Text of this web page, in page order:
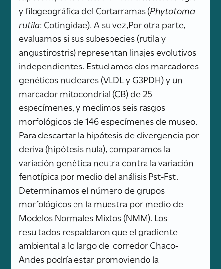
y filogeográfica del Cortarramas (Phytotoma
rutila: Cotingidae). A su vez,Por otra parte,
evaluamos si sus subespecies (rutila y
angustirostris) representan linajes evolutivos
independientes. Estudiamos dos marcadores
genéticos nucleares (VLDL y G3PDH) y un
marcador mitocondrial (CB) de 25
especímenes, y medimos seis rasgos
morfológicos de 146 especímenes de museo.
Para descartar la hipótesis de divergencia por
deriva (hipótesis nula), comparamos la
variación genética neutra contra la variación
fenotípica por medio del análisis Pst-Fst.
Determinamos el número de grupos
morfológicos en la muestra por medio de
Modelos Normales Mixtos (NMM). Los
resultados respaldaron que el gradiente
ambiental a lo largo del corredor Chaco-
Andes podría estar promoviendo la